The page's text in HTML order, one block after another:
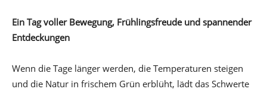
Ein Tag voller Bewegung, Frühlingsfreude und spannender
Entdeckungen
Wenn die Tage länger werden, die Temperaturen steigen
und die Natur in frischem Grün erblüht, lädt das Schwerte